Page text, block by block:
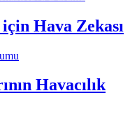
Hava Zekası
Havacılık